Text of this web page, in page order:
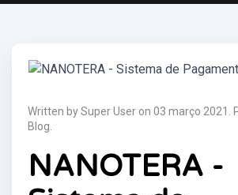
Written by Super User on 03 março 2021
Blog
NANOTERA -